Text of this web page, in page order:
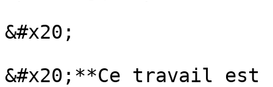
&#x20;
&#x20;**Ce travail